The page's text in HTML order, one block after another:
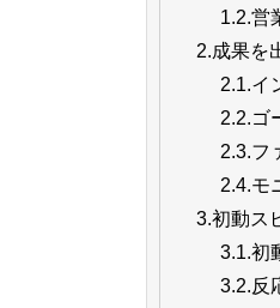
1.2.営
2.成果を
2.1.イ
2.2.ゴ
2.3.フ
2.4.モ
3.初動ス
3.1.初
3.2.反